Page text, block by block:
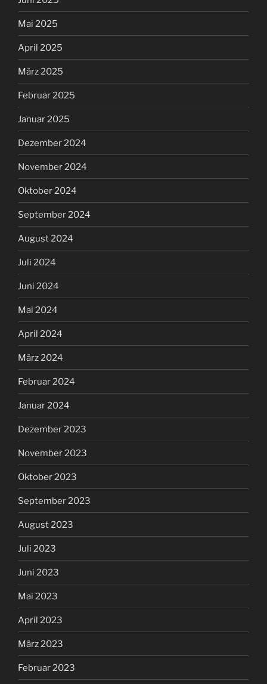
Mai 2025
April 2025
März 2025
Februar 2025
Januar 2025
Dezember 2024
November 2024
Oktober 2024
September 2024
August 2024
Juli 2024
Juni 2024
Mai 2024
April 2024
März 2024
Februar 2024
Januar 2024
Dezember 2023
November 2023
Oktober 2023
September 2023
August 2023
Juli 2023
Juni 2023
Mai 2023
April 2023
März 2023
Februar 2023